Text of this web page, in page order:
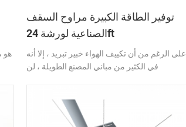
توفير الطاقة الكبيرة مراوح السقف
الصناعية لورشة 24ft
على الرغم من أن تكييف الهواء خبير تبريد ، إلا أنه
في الكثير من مباني المصنع الطويلة ، لن
الورشة ليس جيدًا كما هو الحال في المكتب ، لذا
نادراً ما توجد مكيفات الهواء في الورشة. ماذا